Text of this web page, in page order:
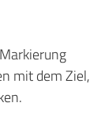
mit dem Ziel,